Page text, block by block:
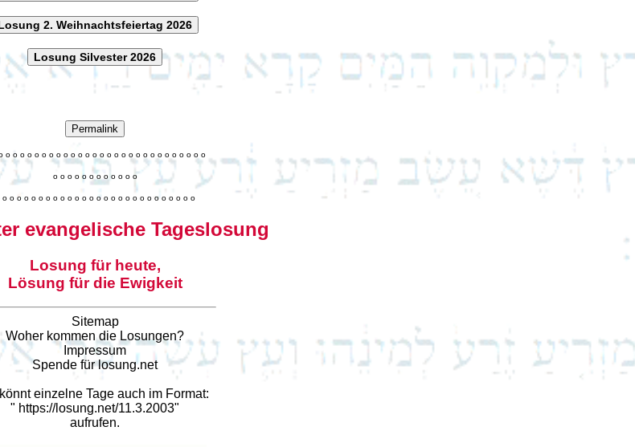
2. Weihnachtsfeiertag 2026
Losung Silvester 2026
Permalink
o o o o o o o o o o o o o o o o o o o o o o o o o o o o
o o o o o o o o o o o o
o o o o o o o o o o o o o o o o o o o o o o o o o o o
evangelische Tageslosung
Losung für heute,
Lösung für die Ewigkeit
Sitemap
Woher kommen die Losungen?
Impressum
Spende für losung.net
könnt einzelne Tage auch im Format:
" https://losung.net/11.3.2003"
aufrufen.